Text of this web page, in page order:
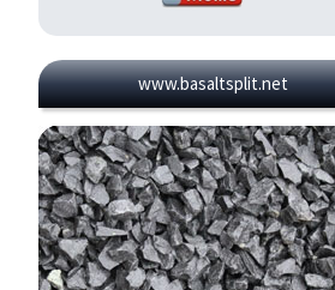
www.basaltsplit.net